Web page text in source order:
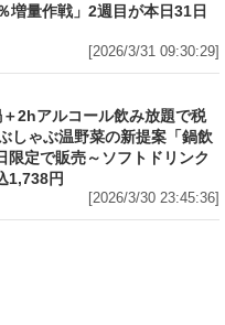
増量作戦」2週目が本日31日
[2026/3/31 09:30:29]
2hアルコール飲み放題で税
しゃぶ温野菜の新提案「鍋飲
限定で販売～ソフトドリンク
1,738円
[2026/3/30 23:45:36]